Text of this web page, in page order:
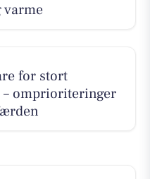
varme
for stort
omprioriteringer